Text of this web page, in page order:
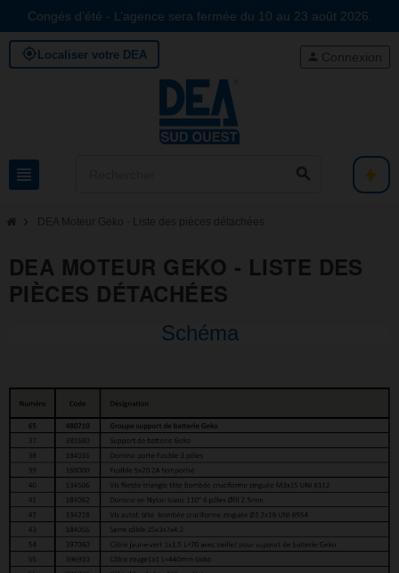
Congés d’été - L’agence sera fermée du 10 au 23 août 2026.
my_locationLocaliser votre DEA
view_headline search
person Connexion
DEA Moteur Geko - Liste des pièces détachées
DEA MOTEUR GEKO - LISTE DES
PIÈCES DÉTACHÉES
Schéma
Liste des pièces